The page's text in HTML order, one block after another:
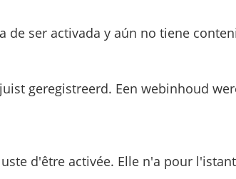
de ser activada y aún no tiene
geregistreerd. Een webinhoud
d'être activée. Elle n'a pour